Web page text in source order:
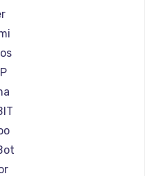
Shorner
Joyor
Minimotors
Bork
Segway
KIRIN